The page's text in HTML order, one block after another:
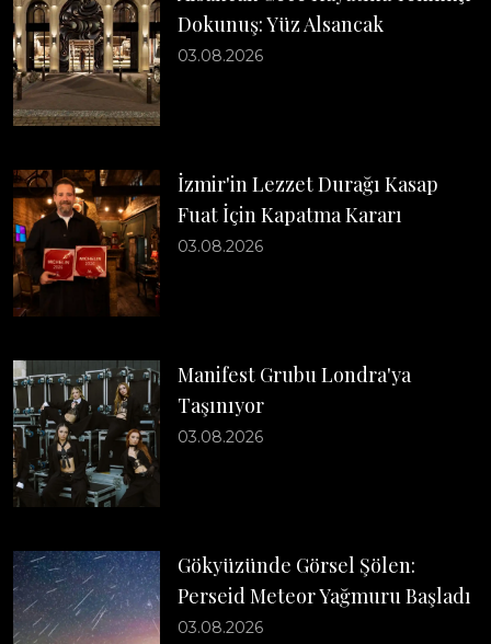
Dokunuş: Yüz Alsancak
03.08.2026
İzmir'in Lezzet Durağı Kasap
Fuat İçin Kapatma Kararı
03.08.2026
Manifest Grubu Londra'ya
Taşınıyor
03.08.2026
Gökyüzünde Görsel Şölen:
Perseid Meteor Yağmuru Başladı
03.08.2026